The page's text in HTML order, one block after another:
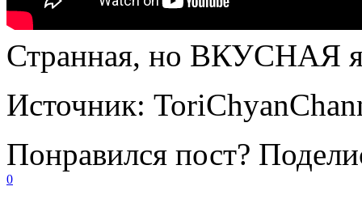
Странная, но ВКУСНАЯ
Источник:
Понравился пост?
0